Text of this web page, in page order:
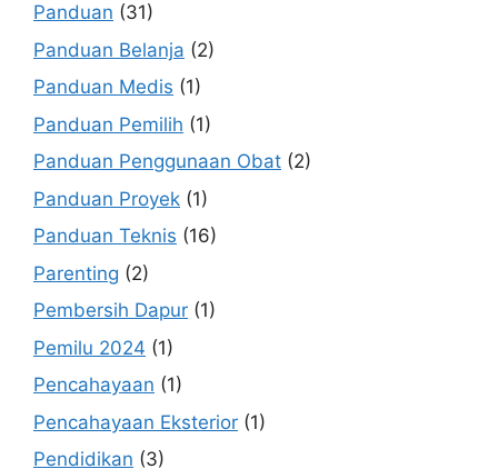
Panduan (31)
Panduan Belanja (2)
Panduan Medis (1)
Panduan Pemilih (1)
Panduan Penggunaan Obat (2)
Panduan Proyek (1)
Panduan Teknis (16)
Parenting (2)
Pembersih Dapur (1)
Pemilu 2024 (1)
Pencahayaan (1)
Pencahayaan Eksterior (1)
Pendidikan (3)